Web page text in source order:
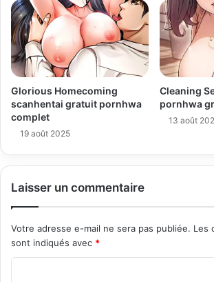
Glorious Homecoming
scanhentai gratuit pornhwa
complet
19 août 2025
Cleaning
pornhwa
13 août
Laisser un commentaire
Votre adresse e-mail ne sera pas publiée. Les
sont indiqués avec *